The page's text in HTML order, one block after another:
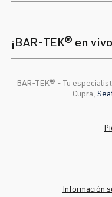
¡BAR-TEK® en
BAR-TEK®️ - Tu
Cupra,
Información